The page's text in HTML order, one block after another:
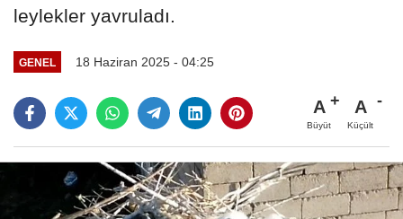
leylekler yavruladı.
GENEL 18 Haziran 2025 - 04:25
A
Büyüt
A
Küçült